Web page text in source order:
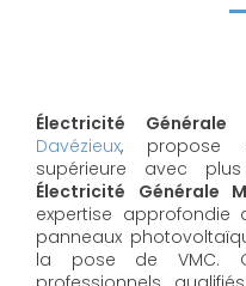
Électricité Générale
Davézieux, propose
supérieure avec
Électricité Générale
expertise
panneaux
la pose de VMC.